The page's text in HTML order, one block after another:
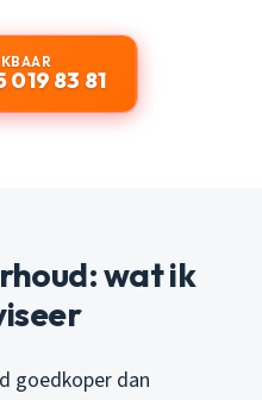
019 83 81
wat ik
goedkoper dan